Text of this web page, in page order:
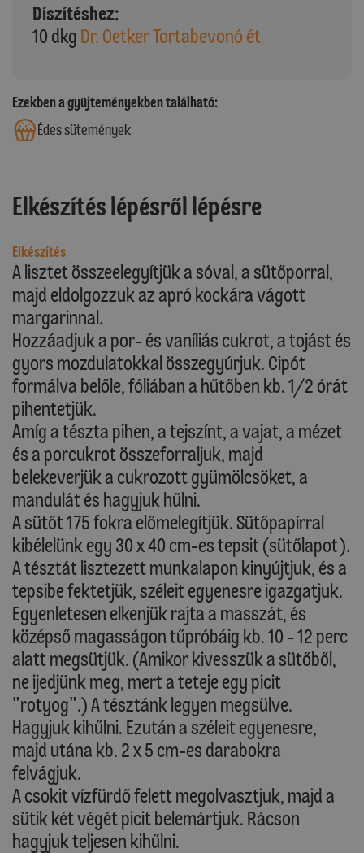
Díszítéshez:
10 dkg Dr. Oetker Tortabevonó ét
Ezekben a gyűjteményekben található:
Édes sütemények
Elkészítés lépésről lépésre
Elkészítés
A lisztet összeelegyítjük a sóval, a sütőporral,
majd eldolgozzuk az apró kockára vágott
margarinnal.
Hozzáadjuk a por- és vaníliás cukrot, a tojást és
gyors mozdulatokkal összegyúrjuk. Cipót
formálva belőle, fóliában a hűtőben kb. 1/2 órát
pihentetjük.
Amíg a tészta pihen, a tejszínt, a vajat, a mézet
és a porcukrot összeforraljuk, majd
belekeverjük a cukrozott gyümölcsöket, a
mandulát és hagyjuk hűlni.
A sütőt 175 fokra előmelegítjük. Sütőpapírral
kibélelünk egy 30 x 40 cm-es tepsit (sütőlapot).
A tésztát lisztezett munkalapon kinyújtjuk, és a
tepsibe fektetjük, széleit egyenesre igazgatjuk.
Egyenletesen elkenjük rajta a masszát, és
középső magasságon tűpróbáig kb. 10 - 12 perc
alatt megsütjük. (Amikor kivesszük a sütőből,
ne ijedjünk meg, mert a teteje egy picit
"rotyog".) A tésztánk legyen megsülve.
Hagyjuk kihűlni. Ezután a széleit egyenesre,
majd utána kb. 2 x 5 cm-es darabokra
felvágjuk.
A csokit vízfürdő felett megolvasztjuk, majd a
sütik két végét picit belemártjuk. Rácson
hagyjuk teljesen kihűlni.